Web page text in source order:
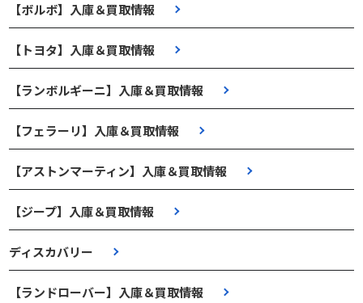
【ボルボ】入庫＆買取情報
【トヨタ】入庫＆買取情報
【ランボルギーニ】入庫＆買取情報
【フェラーリ】入庫＆買取情報
【アストンマーティン】入庫＆買取情報
【ジープ】入庫＆買取情報
ディスカバリー
【ランドローバー】入庫＆買取情報